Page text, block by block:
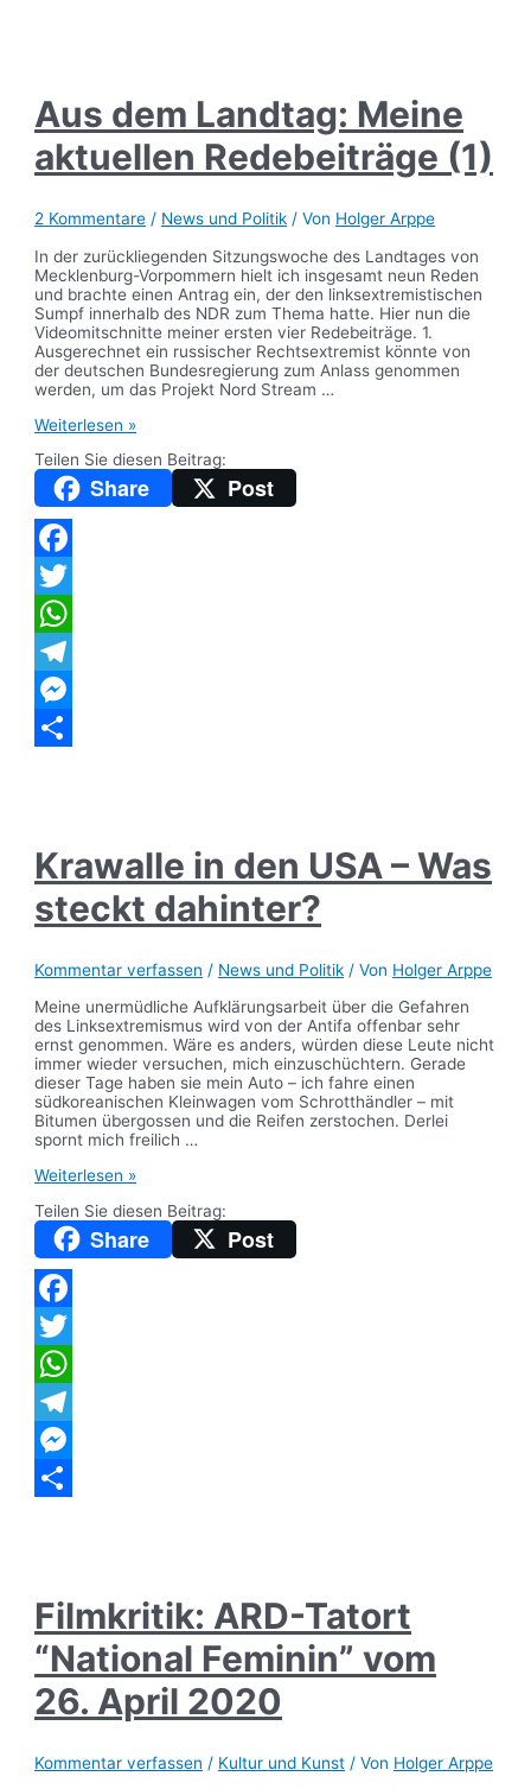
Aus dem Landtag: Meine
aktuellen Redebeiträge (1)
2 Kommentare / News und Politik / Von Holger Arppe
In der zurückliegenden Sitzungswoche des Landtages von
Mecklenburg-Vorpommern hielt ich insgesamt neun Reden
und brachte einen Antrag ein, der den linksextremistischen
Sumpf innerhalb des NDR zum Thema hatte. Hier nun die
Videomitschnitte meiner ersten vier Redebeiträge. 1.
Ausgerechnet ein russischer Rechtsextremist könnte von
der deutschen Bundesregierung zum Anlass genommen
werden, um das Projekt Nord Stream …
Aus
Landtag:
Meine
aktuellen
Redebeiträge
(1)
Weiterlesen »
Teilen Sie diesen Beitrag:
Share Post
Facebook
Twitter
WhatsApp
Telegram
Messenger
Krawalle in den USA – Was
steckt dahinter?
Kommentar verfassen / News und Politik / Von Holger Arppe
Meine unermüdliche Aufklärungsarbeit über die Gefahren
des Linksextremismus wird von der Antifa offenbar sehr
ernst genommen. Wäre es anders, würden diese Leute nicht
immer wieder versuchen, mich einzuschüchtern. Gerade
dieser Tage haben sie mein Auto – ich fahre einen
südkoreanischen Kleinwagen vom Schrotthändler – mit
Bitumen übergossen und die Reifen zerstochen. Derlei
spornt mich freilich …
Krawalle
den
USA
–
Was
steckt
dahinter?
Weiterlesen »
Teilen Sie diesen Beitrag:
Share Post
Facebook
Twitter
WhatsApp
Telegram
Messenger
Filmkritik: ARD-Tatort
“National Feminin” vom
26. April 2020
Kommentar verfassen / Kultur und Kunst / Von Holger Arppe